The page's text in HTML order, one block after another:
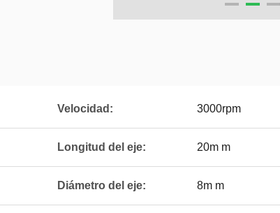
Velocidad: 3000rpm
Longitud del eje: 20m m
Diámetro del eje: 8m m